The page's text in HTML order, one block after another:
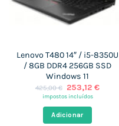
Lenovo T480 14″ / i5-8350U
/ 8GB DDR4 256GB SSD
Windows 11
425,00€ O
preço
era:
425,00 €.
253,12€O
impostos incluídos
Adicionar